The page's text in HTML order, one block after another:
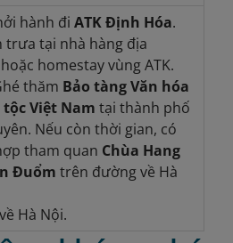
hành đi ATK Định Hóa.
trưa tại nhà hàng địa
homestay vùng ATK.
thăm Bảo tàng Văn hóa
tộc Việt Nam tại thành phố
Nếu còn thời gian, có
tham quan Chùa Hang
Đuổm trên đường về Hà
Hà Nội.